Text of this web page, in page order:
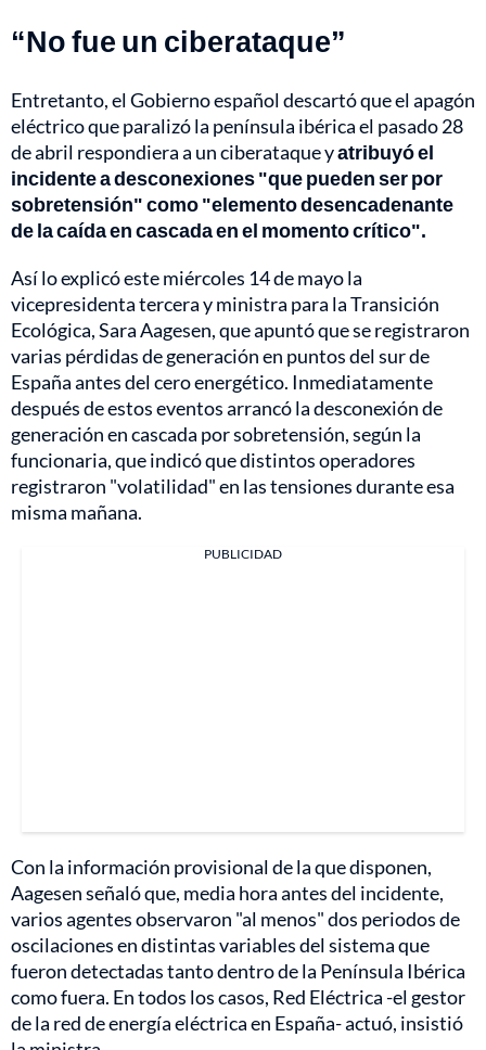
“No fue un ciberataque”
Entretanto, el Gobierno español descartó que elapagón
eléctricoque paralizó la península ibérica el pasado 28
de abril respondiera a un ciberataque yatribuyó el
incidente a desconexiones "que pueden ser por
sobretensión" como "elemento desencadenante
de la caída en cascada en el momento crítico".
Así lo explicó este miércoles 14 de mayo la
vicepresidenta tercera y ministra para la Transición
Ecológica, Sara Aagesen, que apuntó que se registraron
varias pérdidas de generación en puntos del sur de
España antes del cero energético. Inmediatamente
después de estos eventos arrancó la desconexión de
generación en cascada por sobretensión, según la
funcionaria, que indicó que distintos operadores
registraron "volatilidad" en las tensiones durante esa
misma mañana.
PUBLICIDAD
Con la información provisional de la que disponen,
Aagesen señaló que, media hora antes del incidente,
varios agentes observaron "al menos" dos periodos de
oscilaciones en distintas variables del sistema que
fueron detectadas tanto dentro de la Península Ibérica
como fuera. En todos los casos, Red Eléctrica -el gestor
de la red de energía eléctrica en España- actuó, insistió